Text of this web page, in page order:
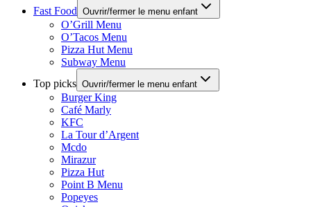
Fast Food Ouvrir/fermer le menu enfant
O’Grill Menu
O’Tacos Menu
Pizza Hut Menu
Subway Menu
Top picks Ouvrir/fermer le menu enfant
Burger King
Café Marly
KFC
La Tour d’Argent
Mcdo
Mirazur
Pizza Hut
Point B Menu
Popeyes